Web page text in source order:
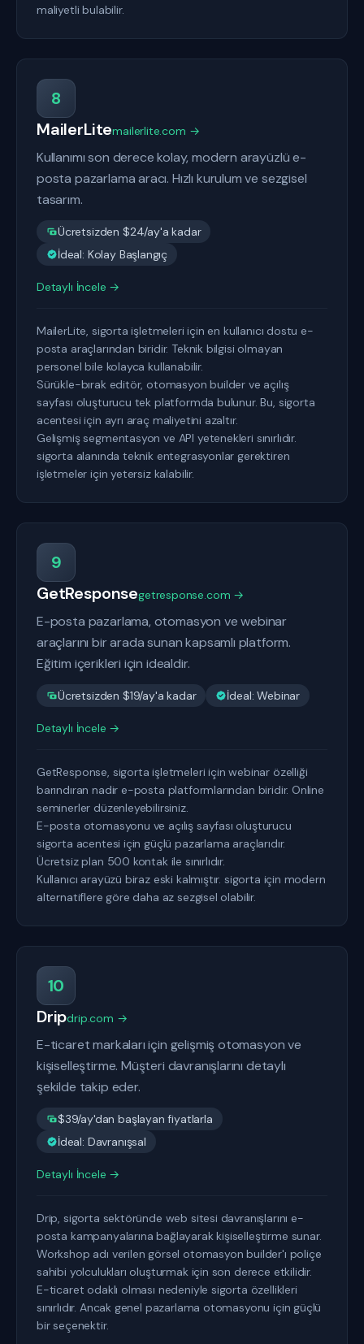
maliyetli bulabilir.
8
MailerLitemailerlite.com →
Kullanımı son derece kolay, modern arayüzlü e-
posta pazarlama aracı. Hızlı kurulum ve sezgisel
tasarım.
Ücretsizden $24/ay'a kadar
İdeal: Kolay Başlangıç
Detaylı İncele →
MailerLite, sigorta işletmeleri için en kullanıcı dostu e-
posta araçlarından biridir. Teknik bilgisi olmayan
personel bile kolayca kullanabilir.
Sürükle-bırak editör, otomasyon builder ve açılış
sayfası oluşturucu tek platformda bulunur. Bu, sigorta
acentesi için ayrı araç maliyetini azaltır.
Gelişmiş segmentasyon ve API yetenekleri sınırlıdır.
sigorta alanında teknik entegrasyonlar gerektiren
işletmeler için yetersiz kalabilir.
9
GetResponsegetresponse.com →
E-posta pazarlama, otomasyon ve webinar
araçlarını bir arada sunan kapsamlı platform.
Eğitim içerikleri için idealdir.
Ücretsizden $19/ay'a kadar İdeal: Webinar
Detaylı İncele →
GetResponse, sigorta işletmeleri için webinar özelliği
barındıran nadir e-posta platformlarından biridir. Online
seminerler düzenleyebilirsiniz.
E-posta otomasyonu ve açılış sayfası oluşturucu
sigorta acentesi için güçlü pazarlama araçlarıdır.
Ücretsiz plan 500 kontak ile sınırlıdır.
Kullanıcı arayüzü biraz eski kalmıştır. sigorta için modern
alternatiflere göre daha az sezgisel olabilir.
10
Dripdrip.com →
E-ticaret markaları için gelişmiş otomasyon ve
kişiselleştirme. Müşteri davranışlarını detaylı
şekilde takip eder.
$39/ay'dan başlayan fiyatlarla
İdeal: Davranışsal
Detaylı İncele →
Drip, sigorta sektöründe web sitesi davranışlarını e-
posta kampanyalarına bağlayarak kişiselleştirme sunar.
Workshop adı verilen görsel otomasyon builder'ı poliçe
sahibi yolculukları oluşturmak için son derece etkilidir.
E-ticaret odaklı olması nedeniyle sigorta özellikleri
sınırlıdır. Ancak genel pazarlama otomasyonu için güçlü
bir seçenektir.